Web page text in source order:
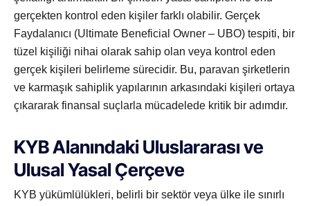
gerçekten kontrol eden kişiler farklı olabilir. Gerçek
Faydalanıcı (Ultimate Beneficial Owner – UBO) tespiti, bir
tüzel kişiliği nihai olarak sahip olan veya kontrol eden
gerçek kişileri belirleme sürecidir. Bu, paravan şirketlerin
ve karmaşık sahiplik yapılarının arkasındaki kişileri ortaya
çıkararak finansal suçlarla mücadelede kritik bir adımdır.
KYB Alanındaki Uluslararası ve
Ulusal Yasal Çerçeve
KYB yükümlülükleri, belirli bir sektör veya ülke ile sınırlı